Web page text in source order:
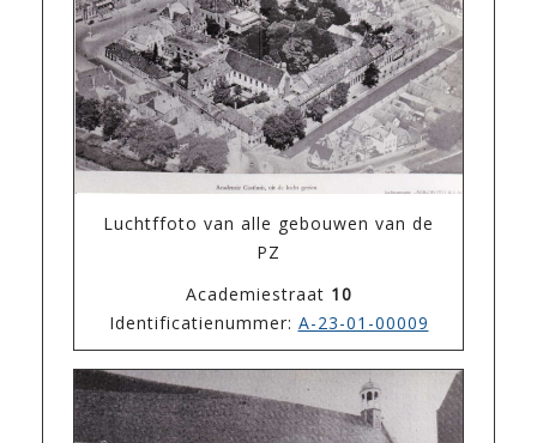
Luchtffoto van alle gebouwen van de
PZ
Academiestraat 10
Identificatienummer: A-23-01-00009